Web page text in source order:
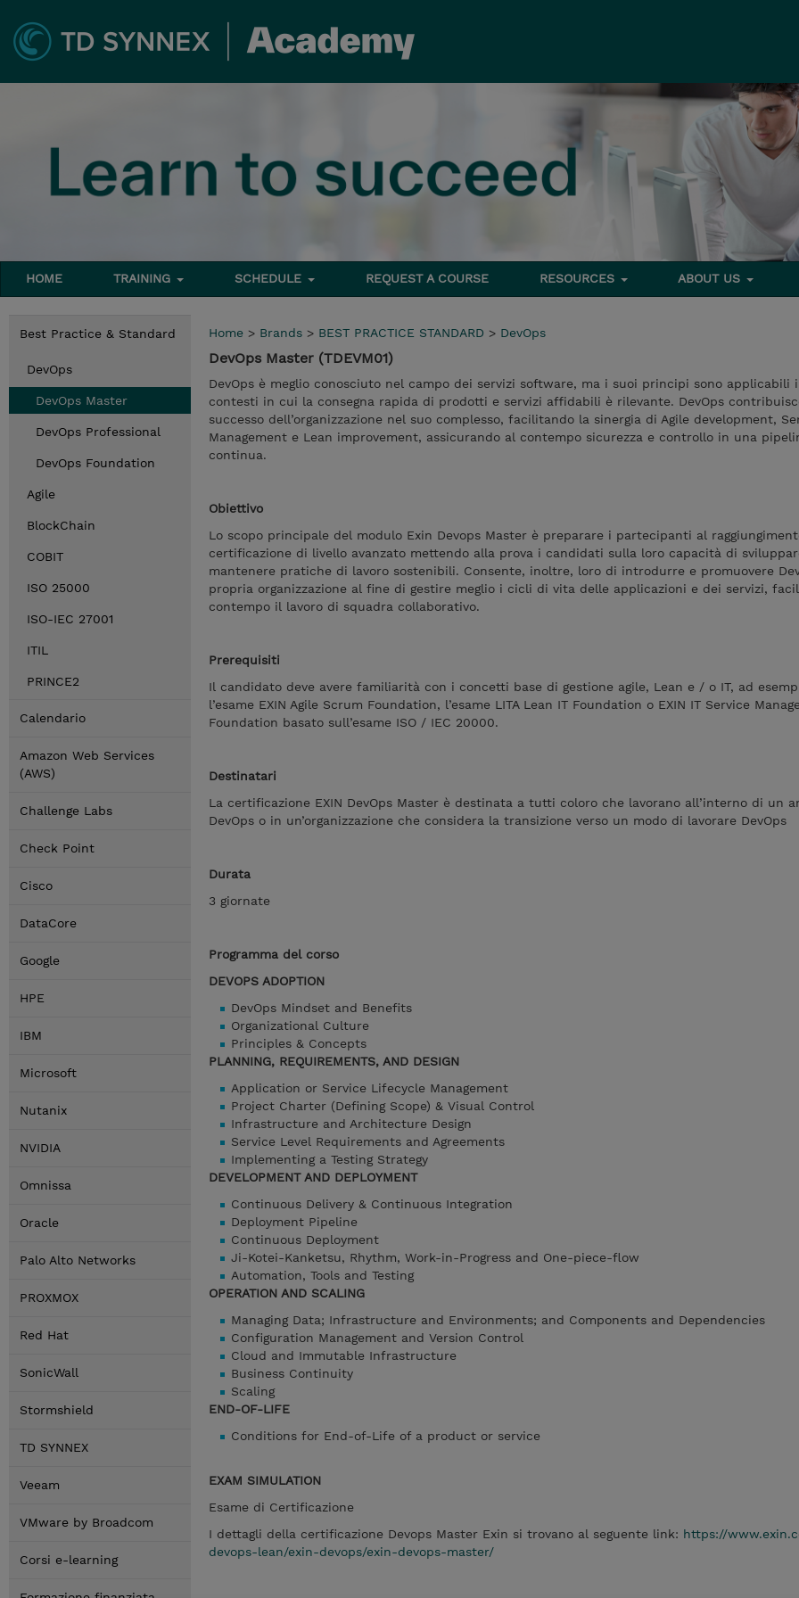
HOME TRAINING SCHEDULE REQUEST A COURSE RESOURCES ABOUT US
Best Practice & Standard
DevOps
DevOps Master
DevOps Professional
DevOps Foundation
Agile
BlockChain
COBIT
ISO 25000
ISO-IEC 27001
ITIL
PRINCE2
Calendario
Amazon Web Services
(AWS)
Challenge Labs
Check Point
Cisco
DataCore
Google
HPE
IBM
Microsoft
Nutanix
NVIDIA
Omnissa
Oracle
Palo Alto Networks
PROXMOX
Red Hat
SonicWall
Stormshield
TD SYNNEX
Veeam
VMware by Broadcom
Corsi e-learning
Home > Brands > BEST PRACTICE STANDARD > DevOps
DevOps Master (TDEVM01)
DevOps è meglio conosciuto nel campo dei servizi software, ma i suoi principi sono applicabili
contesti in cui la consegna rapida di prodotti e servizi affidabili è rilevante. DevOps
successo dell’organizzazione nel suo complesso, facilitando la sinergia di Agile development,
Management e Lean improvement, assicurando al contempo sicurezza e controllo in una
continua.
Obiettivo
Lo scopo principale del modulo Exin Devops Master è preparare i partecipanti al
certificazione di livello avanzato mettendo alla prova i candidati sulla loro capacità di
mantenere pratiche di lavoro sostenibili. Consente, inoltre, loro di introdurre e promuovere
propria organizzazione al fine di gestire meglio i cicli di vita delle applicazioni e dei servizi,
contempo il lavoro di squadra collaborativo.
Prerequisiti
Il candidato deve avere familiarità con i concetti base di gestione agile, Lean e / o IT, ad
l’esame EXIN Agile Scrum Foundation, l’esame LITA Lean IT Foundation o EXIN IT Service
Foundation basato sull’esame ISO / IEC 20000.
Destinatari
La certificazione EXIN DevOps Master è destinata a tutti coloro che lavorano all’interno di un
DevOps o in un’organizzazione che considera la transizione verso un modo di lavorare DevOps
Durata
3 giornate
Programma del corso
DEVOPS ADOPTION
DevOps Mindset and Benefits
Organizational Culture
Principles & Concepts
PLANNING, REQUIREMENTS, AND DESIGN
Application or Service Lifecycle Management
Project Charter (Defining Scope) & Visual Control
Infrastructure and Architecture Design
Service Level Requirements and Agreements
Implementing a Testing Strategy
DEVELOPMENT AND DEPLOYMENT
Continuous Delivery & Continuous Integration
Deployment Pipeline
Continuous Deployment
Ji-Kotei-Kanketsu, Rhythm, Work-in-Progress and One-piece-flow
Automation, Tools and Testing
OPERATION AND SCALING
Managing Data; Infrastructure and Environments; and Components and Dependencies
Configuration Management and Version Control
Cloud and Immutable Infrastructure
Business Continuity
Scaling
END-OF-LIFE
Conditions for End-of-Life of a product or service
EXAM SIMULATION
Esame di Certificazione
I dettagli della certificazione Devops Master Exin si trovano al seguente link: https://
devops-lean/exin-devops/exin-devops-master/